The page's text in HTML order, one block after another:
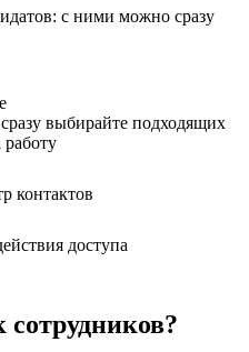
с ними можно сразу
выбирайте подходящих
контактов
доступа
сотрудников?